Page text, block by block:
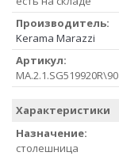
Производитель:
Kerama Marazzi
Артикул:
MA.2.1.SG519920R\90
Характеристики
Назначение:
столешница